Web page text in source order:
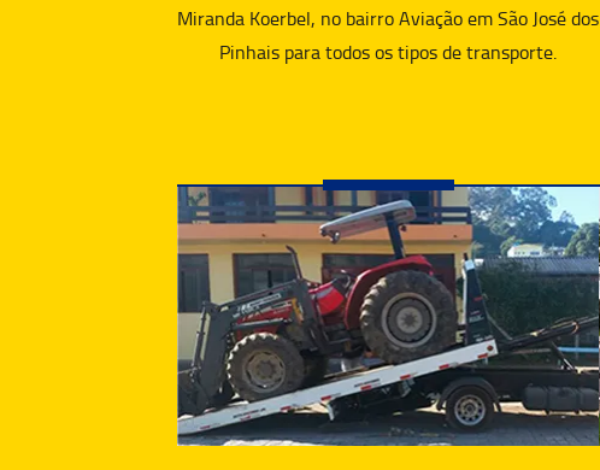
Miranda Koerbel, no bairro Aviação em São José dos
Pinhais para todos os tipos de transporte.